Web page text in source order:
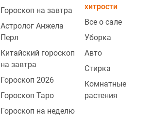
Гороскоп на завтра
Астролог Анжела
Перл
Китайский гороскоп
на завтра
Гороскоп 2026
Гороскоп Таро
Гороскоп на неделю
хитрости
Все о сале
Уборка
Авто
Стирка
Комнатные
растения